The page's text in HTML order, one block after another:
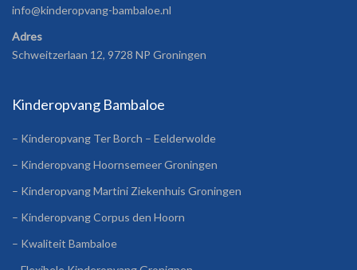
info@kinderopvang-bambaloe.nl
Adres
Schweitzerlaan 12, 9728 NP Groningen
Kinderopvang Bambaloe
– Kinderopvang Ter Borch – Eelderwolde
– Kinderopvang Hoornsemeer Groningen
– Kinderopvang Martini Ziekenhuis Groningen
– Kinderopvang Corpus den Hoorn
– Kwaliteit Bambaloe